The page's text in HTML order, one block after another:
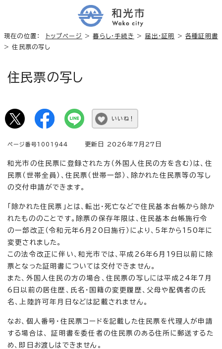
現在の位置： トップページ >暮らし・手続き > 届出・証明 >各種証明書
> 住民票の写し
住民票の写し
いいね！
ページ番号1001944 更新日 2026年7月27日
和光市の住民票に登録された方（外国人住民の方を含む）は、住
民票（世帯全員）、住民票（世帯一部）、除かれた住民票等の写し
の交付申請ができます。
「除かれた住民票」とは、転出・死亡などで住民基本台帳から除か
れたもののことです。除票の保存年限は、住民基本台帳施行令
の一部改正（令和元年6月20日施行）により、5年から150年に
変更されました。
この法令改正に伴い、和光市では、平成26年6月19日以前に除
票となった証明書については交付できません。
また、外国人住民の方の場合、住民票の写しには平成24年7月
6日以前の居住歴、氏名・国籍の変更履歴、父母や配偶者の氏
名、上陸許可年月日などは記載されません。
なお、個人番号・住民票コードを記載した住民票を代理人が申請
する場合は、 証明書を委任者の住民票のある住所に郵送するた
め、即日お渡しはできません。